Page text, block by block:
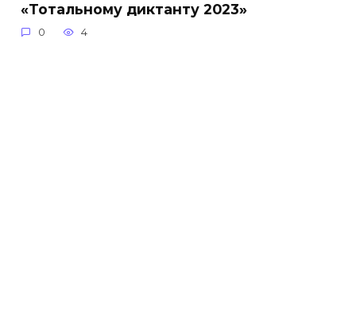
«Тотальному диктанту 2023»
0 4